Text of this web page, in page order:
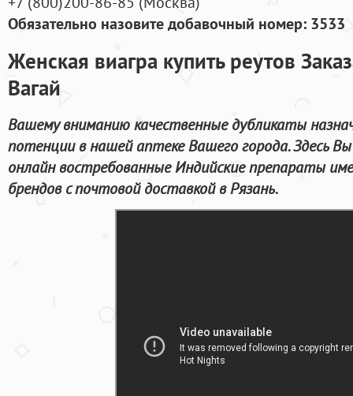
Обязательно назовите добавочный номер: 3533
Женская виагра купить реутов
Вагай
Вашему вниманию качественные дубликаты
потенции в нашей аптеке Вашего города. Здесь
онлайн востребованные Индийские препараты
брендов с почтовой доставкой в Рязань.